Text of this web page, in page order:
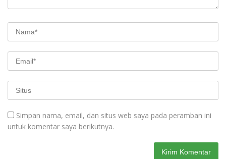
Simpan nama, email, dan situs web saya pada peramban ini
untuk komentar saya berikutnya.